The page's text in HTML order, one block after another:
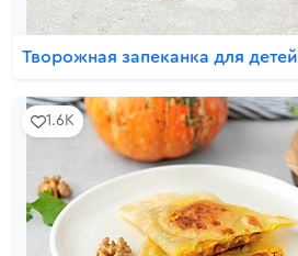
Творожная запеканка для детей
1.6K